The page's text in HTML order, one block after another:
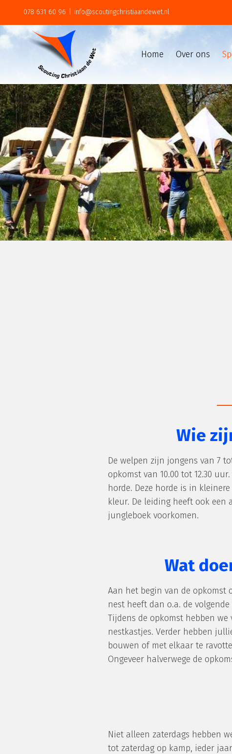
content
078 631 60 96 info@scoutingchristiaandewet.nl
Zoeken
naar:
Home
Over ons
Wie
De welpen zijn jongens van 7
opkomst van 10.00 tot 12.30
horde. Deze horde is in
kleur. De leiding heeft ook
jungleboek voorkomen.
Wat
Aan het begin van de opkomst
nest heeft dan o.a. de
Tijdens de opkomst hebben
nestkastjes. Verder hebben
bouwen of met elkaar te
Ongeveer halverwege de
Niet alleen zaterdags hebben
tot zaterdag op kamp, ieder